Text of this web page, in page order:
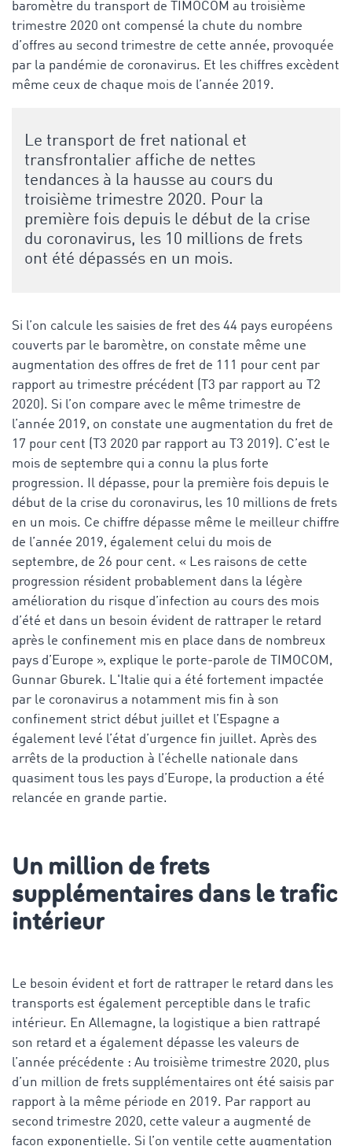
baromètre du transport de TIMOCOM au troisième
trimestre 2020 ont compensé la chute du nombre
d’offres au second trimestre de cette année, provoquée
par la pandémie de coronavirus. Et les chiffres excèdent
même ceux de chaque mois de l’année 2019.
Le transport de fret national et
transfrontalier affiche de nettes
tendances à la hausse au cours du
troisième trimestre 2020. Pour la
première fois depuis le début de la crise
du coronavirus, les 10 millions de frets
ont été dépassés en un mois.
Si l’on calcule les saisies de fret des 44 pays européens
couverts par le baromètre, on constate même une
augmentation des offres de fret de 111 pour cent par
rapport au trimestre précédent (T3 par rapport au T2
2020). Si l’on compare avec le même trimestre de
l’année 2019, on constate une augmentation du fret de
17 pour cent (T3 2020 par rapport au T3 2019). C’est le
mois de septembre qui a connu la plus forte
progression. Il dépasse, pour la première fois depuis le
début de la crise du coronavirus, les 10 millions de frets
en un mois. Ce chiffre dépasse même le meilleur chiffre
de l’année 2019, également celui du mois de
septembre, de 26 pour cent. « Les raisons de cette
progression résident probablement dans la légère
amélioration du risque d’infection au cours des mois
d’été et dans un besoin évident de rattraper le retard
après le confinement mis en place dans de nombreux
pays d’Europe », explique le porte-parole de TIMOCOM,
Gunnar Gburek. L'Italie qui a été fortement impactée
par le coronavirus a notamment mis fin à son
confinement strict début juillet et l’Espagne a
également levé l’état d’urgence fin juillet. Après des
arrêts de la production à l’échelle nationale dans
quasiment tous les pays d’Europe, la production a été
relancée en grande partie.
Un million de frets
supplémentaires dans le trafic
intérieur
Le besoin évident et fort de rattraper le retard dans les
transports est également perceptible dans le trafic
intérieur. En Allemagne, la logistique a bien rattrapé
son retard et a également dépasse les valeurs de
l’année précédente : Au troisième trimestre 2020, plus
d’un million de frets supplémentaires ont été saisis par
rapport à la même période en 2019. Par rapport au
second trimestre 2020, cette valeur a augmenté de
façon exponentielle. Si l’on ventile cette augmentation